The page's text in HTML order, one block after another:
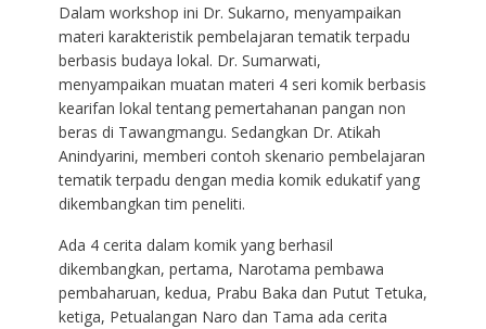
Dalam workshop ini Dr. Sukarno, menyampaikan
materi karakteristik pembelajaran tematik terpadu
berbasis budaya lokal. Dr. Sumarwati,
menyampaikan muatan materi 4 seri komik berbasis
kearifan lokal tentang pemertahanan pangan non
beras di Tawangmangu. Sedangkan Dr. Atikah
Anindyarini, memberi contoh skenario pembelajaran
tematik terpadu dengan media komik edukatif yang
dikembangkan tim peneliti.
Ada 4 cerita dalam komik yang berhasil
dikembangkan, pertama, Narotama pembawa
pembaharuan, kedua, Prabu Baka dan Putut Tetuka,
ketiga, Petualangan Naro dan Tama ada cerita